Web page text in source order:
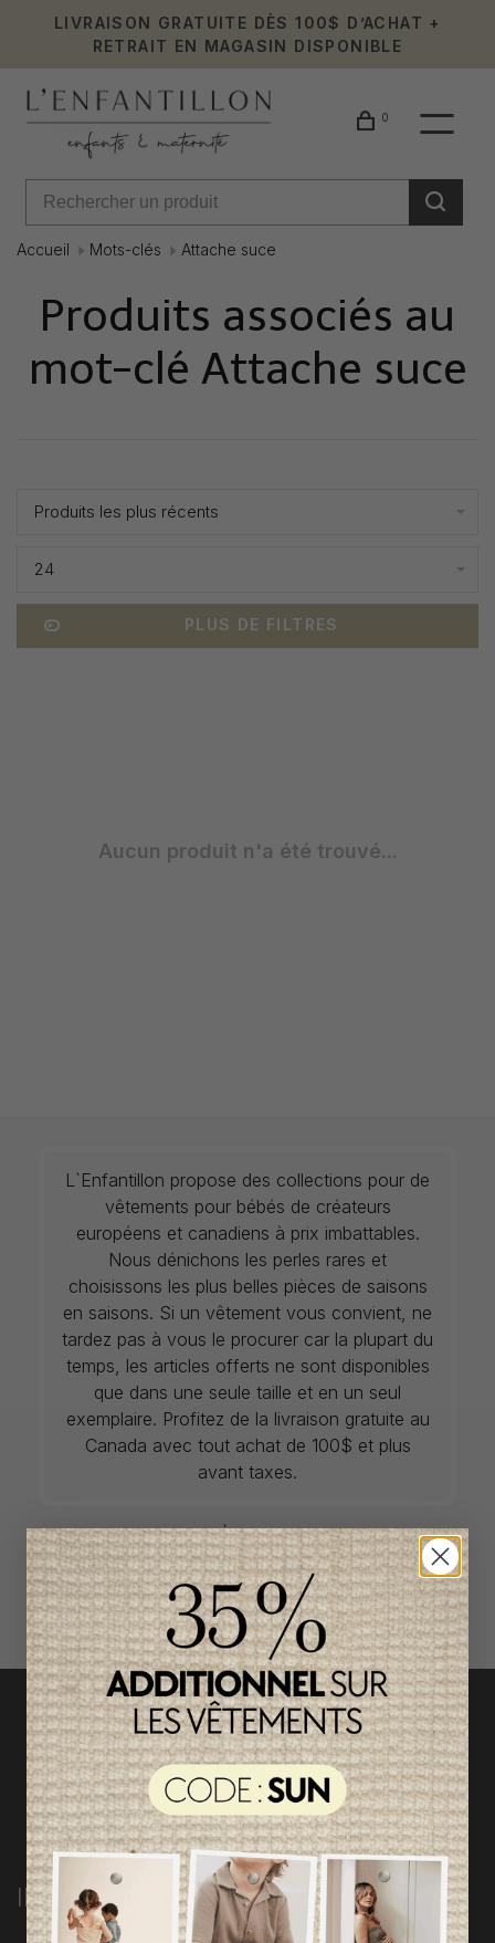
LIVRAISON GRATUITE DÈS 100$ D’ACHAT +
RETRAIT EN MAGASIN DISPONIBLE
0
Accueil Mots-clés Attache suce
Produits associés au
mot-clé Attache suce
Produits les plus récents
24
PLUS DE FILTRES
Aucun produit n'a été trouvé...
L`Enfantillon propose des collections pour de
vêtements pour bébés de créateurs
européens et canadiens à prix imbattables.
Nous dénichons les perles rares et
choisissons les plus belles pièces de saisons
en saisons. Si un vêtement vous convient, ne
tardez pas à vous le procurer car la plupart du
temps, les articles offerts ne sont disponibles
que dans une seule taille et en un seul
exemplaire. Profitez de la livraison gratuite au
Canada avec tout achat de 100$ et plus
avant taxes.
ACCÈS RAPIDE
magasinez par catégorie
INFORMATIONS